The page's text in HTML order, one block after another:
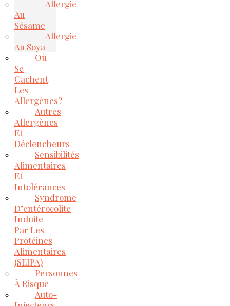
Allergie
Au
Sésame
Allergie
Au Soya
Où
Se
Cachent
Les
Allergènes?
Autres
Allergènes
Et
Déclencheurs
Sensibilités
Alimentaires
Et
Intolérances
Syndrome
D’entérocolite
Induite
Par Les
Protéines
Alimentaires
(SEIPA)
Personnes
À Risque
Auto-